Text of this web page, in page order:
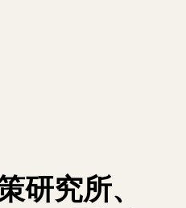
研究所、